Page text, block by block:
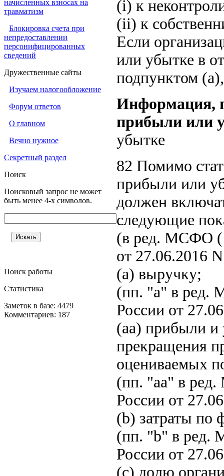
начисленных взносах на
травматизм
Блокировка счета при
непредоставлении
персонифицированных
сведений
Дружественные сайты
Изучаем налогообложение
Форум ответов
О главном
Вечно нужное
Секретный раздел
Поиск
Поисковый запрос не может
быть менее 4-х символов.
Поиск работы
Статистика
Заметок в базе: 4479
Комментариев: 187
(i) к
(ii) к
Если
или убытке в
подпунктом
Информация,
прибыли или
убытке
82 Помимо
прибыли или
должен
следующие
(в ред. МСФО
от 27.06.2016
(a) выручку;
(пп. "a" в ред.
России от
(aa) прибыли и
прекращения
оцениваемых
(пп. "aa" в
России от
(b) затраты по
(пп. "b" в ред.
России от
(c) долю